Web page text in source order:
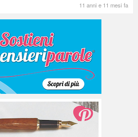
11 anni e 11 mesi fa